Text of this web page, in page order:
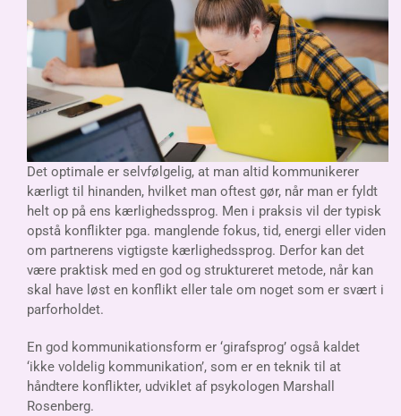
Det optimale er selvfølgelig, at man altid kommunikerer
kærligt til hinanden, hvilket man oftest gør, når man er fyldt
helt op på ens kærlighedssprog. Men i praksis vil der typisk
opstå konflikter pga. manglende fokus, tid, energi eller viden
om partnerens vigtigste kærlighedssprog. Derfor kan det
være praktisk med en god og struktureret metode, når kan
skal have løst en konflikt eller tale om noget som er svært i
parforholdet.
En god kommunikationsform er ‘girafsprog’ også kaldet
‘ikke voldelig kommunikation’, som er en teknik til at
håndtere konflikter, udviklet af psykologen Marshall
Rosenberg.